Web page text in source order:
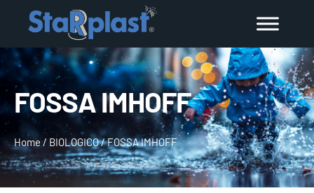
FOSSA IMHOFF
Home/ BIOLOGICO/FOSSA IMHOFF